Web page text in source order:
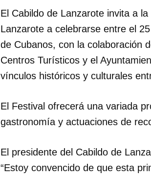
El Cabildo de Lanzarote invita a
Lanzarote a celebrarse entre el
de Cubanos, con la colaboración
Centros Turísticos y el
vínculos históricos y culturales
El Festival ofrecerá una variada
gastronomía y actuaciones de
El presidente del Cabildo de
“Estoy convencido de que esta